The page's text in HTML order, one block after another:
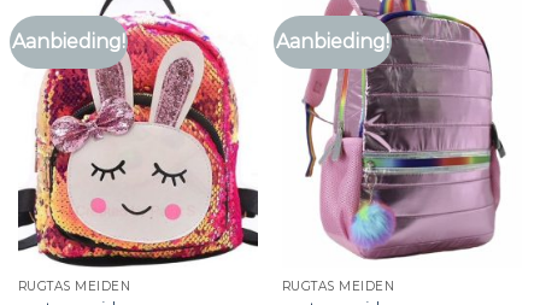
Aanbieding!
RUGTAS MEIDEN
Aanbieding!
RUGTAS MEIDEN